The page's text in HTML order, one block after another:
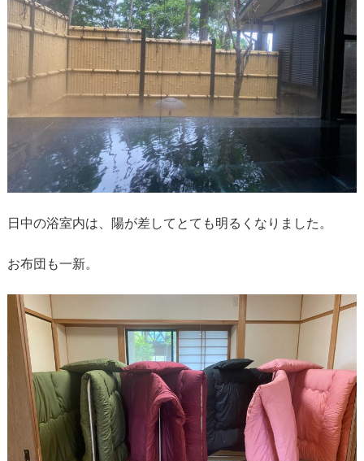
日中の浴室内は、陽が差してとても明るくなりました。
お布団も一新。